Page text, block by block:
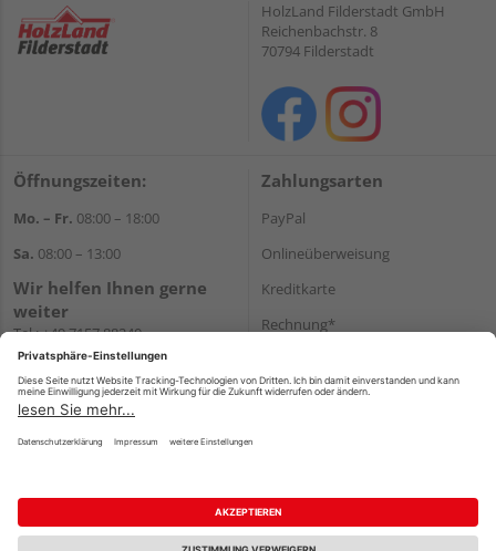
HolzLand Filderstadt GmbH
Reichenbachstr. 8
70794 Filderstadt
Öffnungszeiten:
Mo. – Fr. 08:00 – 18:00
Sa. 08:00 – 13:00
Wir helfen Ihnen gerne
weiter
Tel.:+49 7157 88240
E-Mail:shop@holzland-
filderstadt.de
Zahlungsarten
PayPal
Onlineüberweisung
Kreditkarte
Rechnung*
Versand
Impressum AGB Widerruf
Datenschutz
Reservierungsbedingungen
Vertrag widerrufen